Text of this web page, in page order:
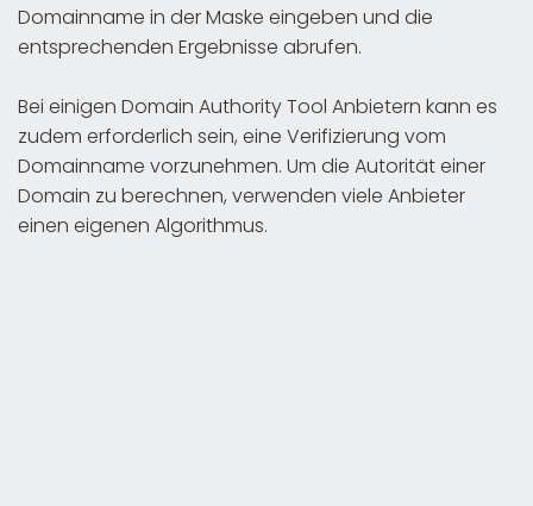
Domainname in der Maske eingeben und die
entsprechenden Ergebnisse abrufen.
Bei einigen Domain Authority Tool Anbietern kann es
zudem erforderlich sein, eine Verifizierung vom
Domainname vorzunehmen. Um die Autorität einer
Domain zu berechnen, verwenden viele Anbieter
einen eigenen Algorithmus.